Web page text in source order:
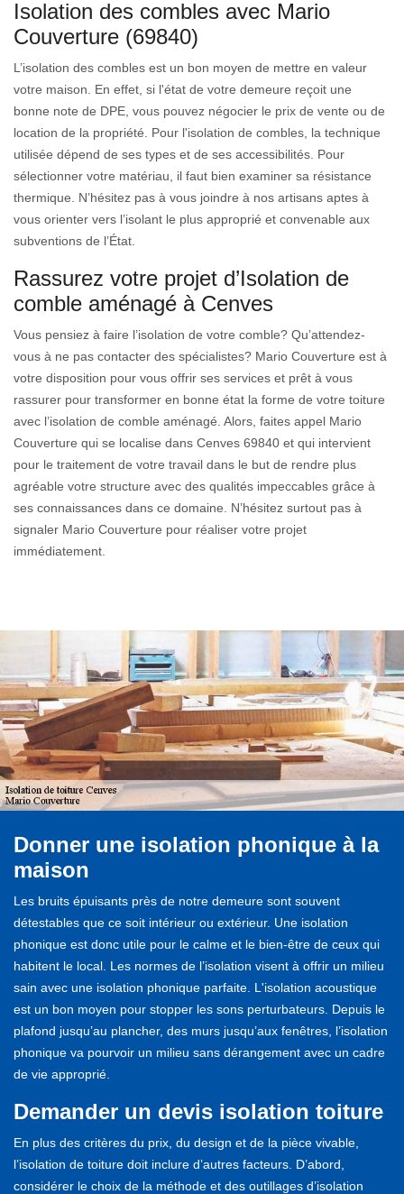
Isolation des combles avec Mario
Couverture (69840)
L’isolation des combles est un bon moyen de mettre en valeur
votre maison. En effet, si l'état de votre demeure reçoit une
bonne note de DPE, vous pouvez négocier le prix de vente ou de
location de la propriété. Pour l'isolation de combles, la technique
utilisée dépend de ses types et de ses accessibilités. Pour
sélectionner votre matériau, il faut bien examiner sa résistance
thermique. N’hésitez pas à vous joindre à nos artisans aptes à
vous orienter vers l’isolant le plus approprié et convenable aux
subventions de l’État.
Rassurez votre projet d’Isolation de
comble aménagé à Cenves
Vous pensiez à faire l’isolation de votre comble? Qu’attendez-
vous à ne pas contacter des spécialistes? Mario Couverture est à
votre disposition pour vous offrir ses services et prêt à vous
rassurer pour transformer en bonne état la forme de votre toiture
avec l’isolation de comble aménagé. Alors, faites appel Mario
Couverture qui se localise dans Cenves 69840 et qui intervient
pour le traitement de votre travail dans le but de rendre plus
agréable votre structure avec des qualités impeccables grâce à
ses connaissances dans ce domaine. N’hésitez surtout pas à
signaler Mario Couverture pour réaliser votre projet
immédiatement.
Donner une isolation phonique à la
maison
Les bruits épuisants près de notre demeure sont souvent
détestables que ce soit intérieur ou extérieur. Une isolation
phonique est donc utile pour le calme et le bien-être de ceux qui
habitent le local. Les normes de l’isolation visent à offrir un milieu
sain avec une isolation phonique parfaite. L'isolation acoustique
est un bon moyen pour stopper les sons perturbateurs. Depuis le
plafond jusqu’au plancher, des murs jusqu’aux fenêtres, l’isolation
phonique va pourvoir un milieu sans dérangement avec un cadre
de vie approprié.
Demander un devis isolation toiture
En plus des critères du prix, du design et de la pièce vivable,
l’isolation de toiture doit inclure d’autres facteurs. D’abord,
considérer le choix de la méthode et des outillages d’isolation